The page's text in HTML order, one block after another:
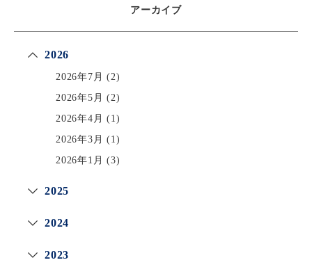
アーカイブ
2026
2026年7月 (2)
2026年5月 (2)
2026年4月 (1)
2026年3月 (1)
2026年1月 (3)
2025
2024
2023